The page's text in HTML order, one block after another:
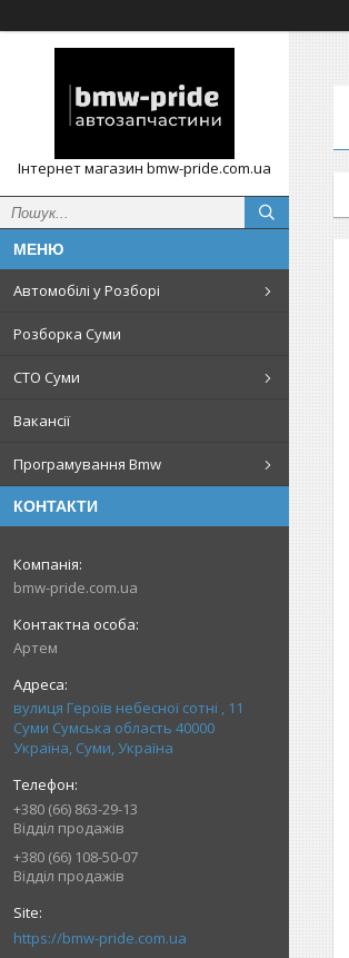
Інтернет магазин bmw-pride.com.ua
Автомобілі у Розборі
Розборка Суми
СТО Суми
Вакансії
Програмування Bmw
КОНТАКТИ
bmw-pride.com.ua
Артем
вулиця Героїв небесної сотні , 11
Суми Сумська область 40000
Україна, Суми, Україна
+380 (66) 863-29-13
Відділ продажів
+380 (66) 108-50-07
Відділ продажів
https://bmw-pride.com.ua